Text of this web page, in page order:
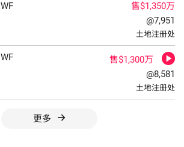
WF
售$1,350万
@7,951
土地注册处
WF
售$1,300万
@8,581
土地注册处
更多